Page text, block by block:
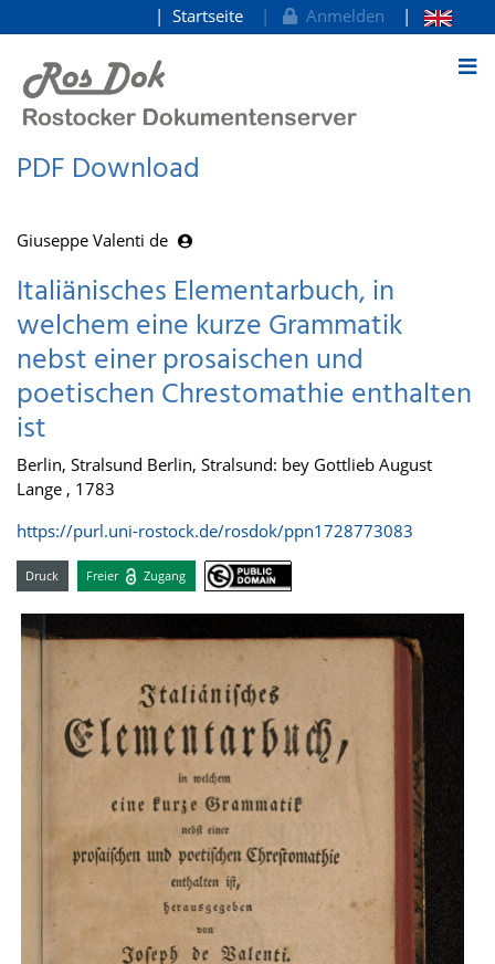
zum Inhalt
Startseite Anmelden
PDF Download
Giuseppe Valenti de
Italiänisches Elementarbuch, in
welchem eine kurze Grammatik
nebst einer prosaischen und
poetischen Chrestomathie enthalten
ist
Berlin, Stralsund Berlin, Stralsund: bey Gottlieb August
Lange , 1783
https://purl.uni-rostock.de/rosdok/ppn1728773083
Druck Freier Zugang